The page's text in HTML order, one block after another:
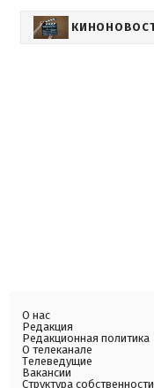
О нас
Редакция
Редакционная политика
О телеканале
Телеведущие
Вакансии
Структура собственности